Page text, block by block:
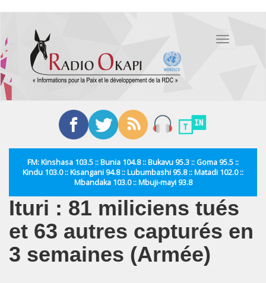
contenu
principal
Toggle
FM: Kinshasa 103.5 :: Bunia 104.8 :: Bukavu 95.3 :: Goma 95.5 ::
Kindu 103.0 :: Kisangani 94.8 :: Lubumbashi 95.8 :: Matadi 102.0 ::
Mbandaka 103.0 :: Mbuji-mayi 93.8
Ituri : 81 miliciens tués
et 63 autres capturés en
3 semaines (Armée)